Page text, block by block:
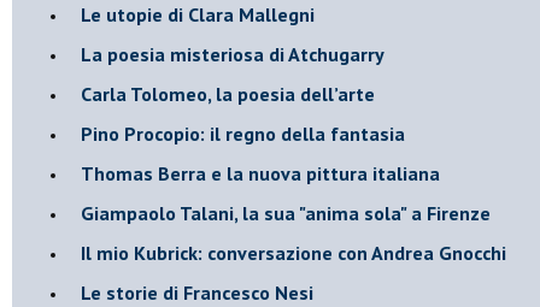
Le utopie di Clara Mallegni
​La poesia misteriosa di Atchugarry
Carla Tolomeo, la poesia dell’arte
Pino Procopio: il regno della fantasia
Thomas Berra e la nuova pittura italiana
Giampaolo Talani, la sua "anima sola" a Firenze
Il mio Kubrick: conversazione con Andrea Gnocchi
Le storie di Francesco Nesi